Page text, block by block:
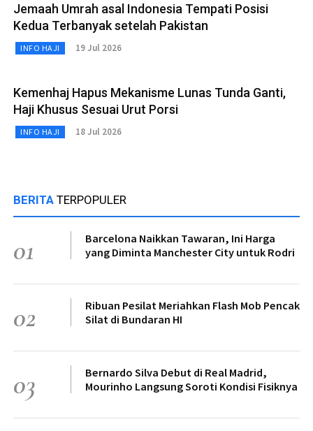
Jemaah Umrah asal Indonesia Tempati Posisi
Kedua Terbanyak setelah Pakistan
INFO HAJI 19 Jul 2026
Kemenhaj Hapus Mekanisme Lunas Tunda Ganti,
Haji Khusus Sesuai Urut Porsi
INFO HAJI 18 Jul 2026
BERITA TERPOPULER
01
Barcelona Naikkan Tawaran, Ini Harga
yang Diminta Manchester City untuk Rodri
02
Ribuan Pesilat Meriahkan Flash Mob Pencak
Silat di Bundaran HI
03
Bernardo Silva Debut di Real Madrid,
Mourinho Langsung Soroti Kondisi Fisiknya